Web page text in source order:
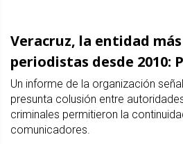
Veracruz, la entidad
periodistas desde 2010:
Un informe de la organización
presunta colusión entre
criminales permitieron la
comunicadores.